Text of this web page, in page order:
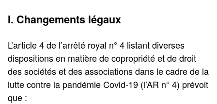
I. Changements légaux
L’article 4 de l’arrêté royal n° 4 listant diverses
dispositions en matière de copropriété et de droit
des sociétés et des associations dans le cadre de la
lutte contre la pandémie Covid-19 (l’AR n° 4) prévoit
que :